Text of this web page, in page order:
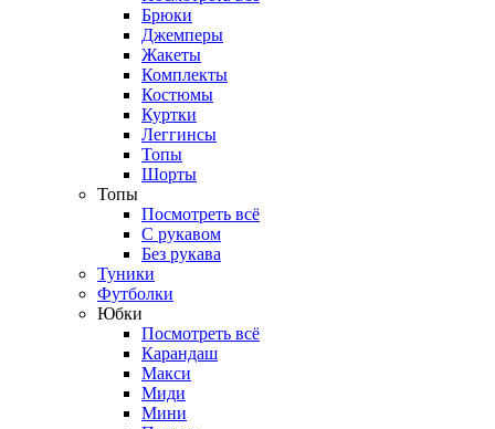
Брюки
Джемперы
Жакеты
Комплекты
Костюмы
Куртки
Леггинсы
Топы
Шорты
Топы
Посмотреть всё
C рукавом
Без рукава
Туники
Футболки
Юбки
Посмотреть всё
Карандаш
Макси
Миди
Мини